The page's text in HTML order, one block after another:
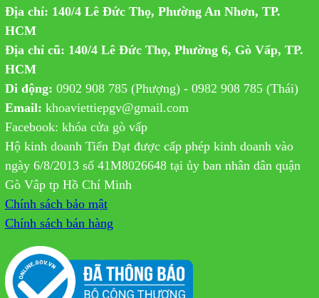
Địa chỉ: 140/4 Lê Đức Thọ, Phường An Nhơn, TP.
HCM
Địa chỉ cũ: 140/4 Lê Đức Thọ, Phường 6, Gò Vấp, TP.
HCM
Di động: 0902 908 785 (Phượng) - 0982 908 785 (Thái)
Email: khoaviettiepgv@gmail.com
Facebook: khóa cửa gò vấp
Hộ kinh doanh Tiến Đạt được cấp phép kinh doanh vào
ngày 6/8/2013 số 41M8026648 tại ủy ban nhân dân quận
Gò Vâp tp Hồ Chí Minh
Chính sách bảo mật
Chính sách bán hàng